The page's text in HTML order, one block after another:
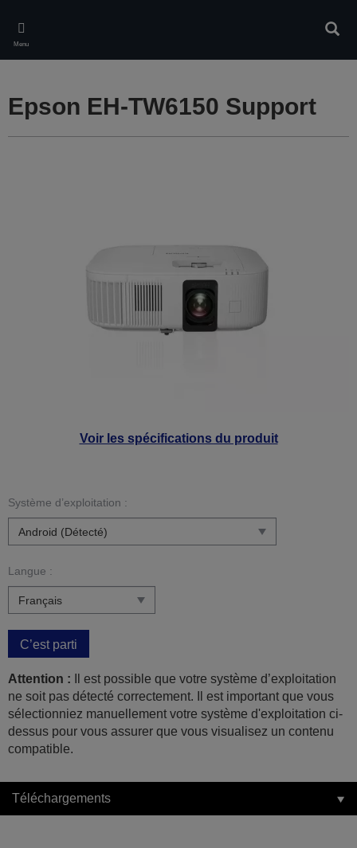
main
content
Menu
Voir les spécifications du produit
Epson EH-TW6150 Support
Système d’exploitation :
Langue :
C’est parti
Attention : Il est possible que votre système d’exploitation
ne soit pas détecté correctement. Il est important que vous
sélectionniez manuellement votre système d'exploitation ci-
dessus pour vous assurer que vous visualisez un contenu
compatible.
Téléchargements